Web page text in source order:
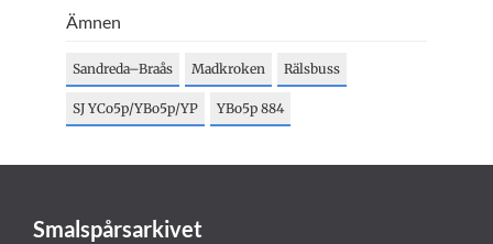
Ämnen
Sandreda–Braås Madkroken Rälsbuss
SJ YCo5p/YBo5p/YP YBo5p 884
Smalspårsarkivet